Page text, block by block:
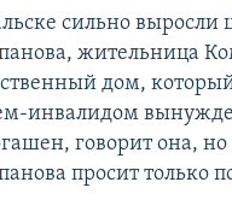
сильно выросли
жительница
дом,
инвалидом
говорит она,
просит только